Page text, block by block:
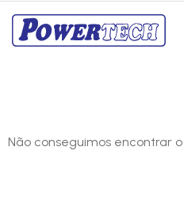
Não conseguimos encontrar